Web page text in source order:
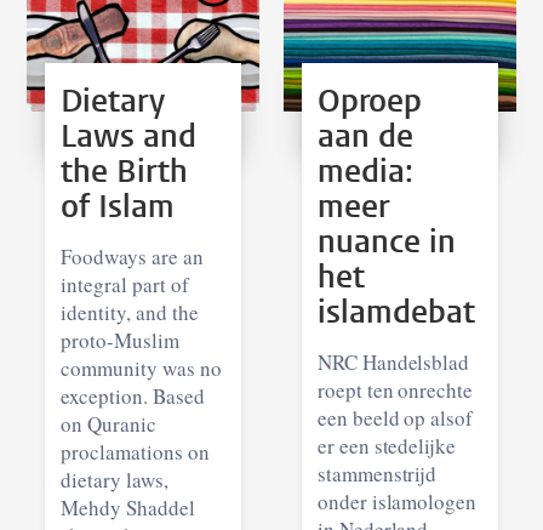
Dietary
Laws and
the Birth
of Islam
Foodways are an
integral part of
identity, and the
proto-Muslim
community was no
exception. Based
on Quranic
proclamations on
dietary laws,
Mehdy Shaddel
Oproep
aan de
media:
meer
nuance in
het
islamdebat
NRC Handelsblad
roept ten onrechte
een beeld op alsof
er een stedelijke
stammenstrijd
onder islamologen